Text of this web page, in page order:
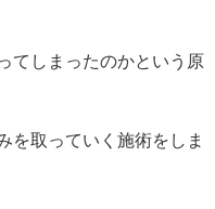
てしまったのかという原
を取っていく施術をしま